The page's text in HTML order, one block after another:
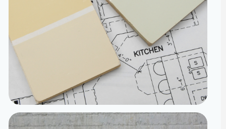
تنفيذ